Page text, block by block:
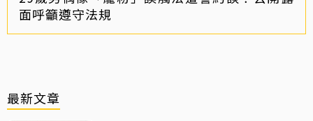
面呼籲遵守法規
最新文章